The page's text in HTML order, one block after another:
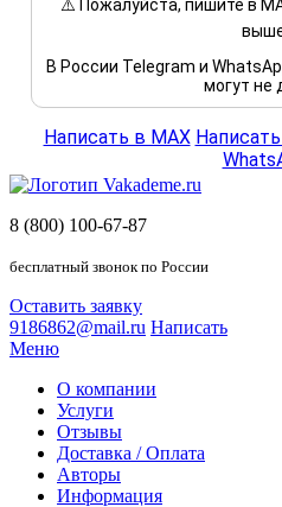
⚠️ Пожалуйста, пишите в
В России Telegram и
могут не
Написать в MAX
8 (800) 100-67-87
бесплатный звонок по России
Оставить заявку
9186862@mail.ru Написать
Меню
О компании
Услуги
Отзывы
Доставка / Оплата
Авторы
Информация